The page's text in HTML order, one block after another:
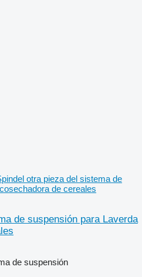
otra pieza del sistema de
de cereales
de suspensión para Laverda
de suspensión